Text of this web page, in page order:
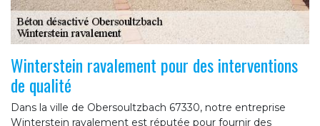
Winterstein ravalement pour des interventions
de qualité
Dans la ville de Obersoultzbach 67330, notre entreprise
Winterstein ravalement est réputée pour fournir des